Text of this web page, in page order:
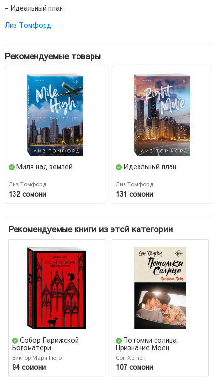
- Идеальный план
Лиз Томфорд
Рекомендуемые товары
Миля над землей
Лиз Томфорд
132 сомони
Идеальный план
Лиз Томфорд
131 сомони
Рекомендуемые книги из этой категории
Собор Парижской
Богоматери
Виктор Мари Гюго
94 сомони
Потомки солнца.
Признание Моён
Сон Хёнгён
107 сомони